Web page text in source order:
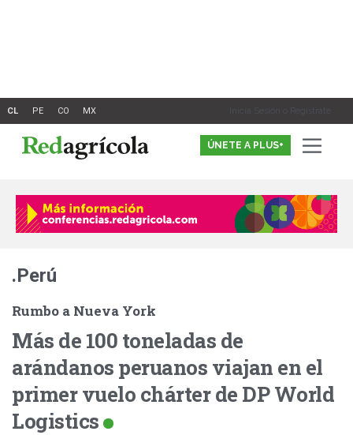
Inicia Sesión o Registrate
ÚNETE A PLUS+
.Perú
Rumbo a Nueva York
Más de 100 toneladas de
arándanos peruanos viajan en el
primer vuelo chárter de DP World
Logistics